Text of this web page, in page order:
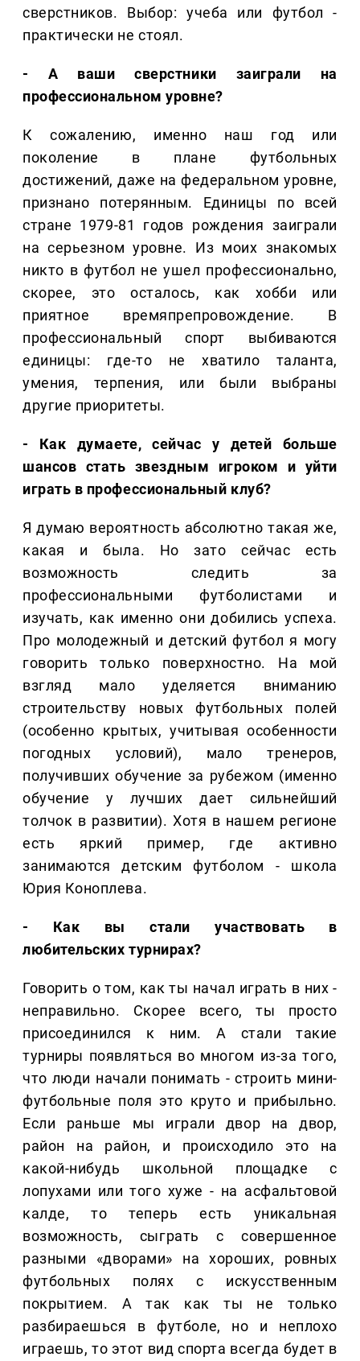
сверстников. Выбор: учеба или футбол -
практически не стоял.
- А ваши сверстники заиграли на
профессиональном уровне?
К сожалению, именно наш год или
поколение в плане футбольных
достижений, даже на федеральном уровне,
признано потерянным. Единицы по всей
стране 1979-81 годов рождения заиграли
на серьезном уровне. Из моих знакомых
никто в футбол не ушел профессионально,
скорее, это осталось, как хобби или
приятное времяпрепровождение. В
профессиональный спорт выбиваются
единицы: где-то не хватило таланта,
умения, терпения, или были выбраны
другие приоритеты.
- Как думаете, сейчас у детей больше
шансов стать звездным игроком и уйти
играть в профессиональный клуб?
Я думаю вероятность абсолютно такая же,
какая и была. Но зато сейчас есть
возможность следить за
профессиональными футболистами и
изучать, как именно они добились успеха.
Про молодежный и детский футбол я могу
говорить только поверхностно. На мой
взгляд мало уделяется вниманию
строительству новых футбольных полей
(особенно крытых, учитывая особенности
погодных условий), мало тренеров,
получивших обучение за рубежом (именно
обучение у лучших дает сильнейший
толчок в развитии). Хотя в нашем регионе
есть яркий пример, где активно
занимаются детским футболом - школа
Юрия Коноплева.
- Как вы стали участвовать в
любительских турнирах?
Говорить о том, как ты начал играть в них -
неправильно. Скорее всего, ты просто
присоединился к ним. А стали такие
турниры появляться во многом из-за того,
что люди начали понимать - строить мини-
футбольные поля это круто и прибыльно.
Если раньше мы играли двор на двор,
район на район, и происходило это на
какой-нибудь школьной площадке с
лопухами или того хуже - на асфальтовой
калде, то теперь есть уникальная
возможность, сыграть с совершенное
разными «дворами» на хороших, ровных
футбольных полях с искусственным
покрытием. А так как ты не только
разбираешься в футболе, но и неплохо
играешь, то этот вид спорта всегда будет в